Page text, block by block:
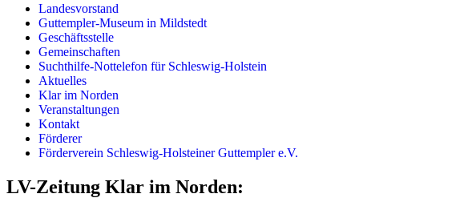
Landesvorstand
Guttempler-Museum in Mildstedt
Geschäftsstelle
Gemeinschaften
Suchthilfe-Nottelefon für Schleswig-Holstein
Aktuelles
Klar im Norden
Veranstaltungen
Kontakt
Förderer
Förderverein Schleswig-Holsteiner Guttempler e.V.
LV-Zeitung Klar im Norden: